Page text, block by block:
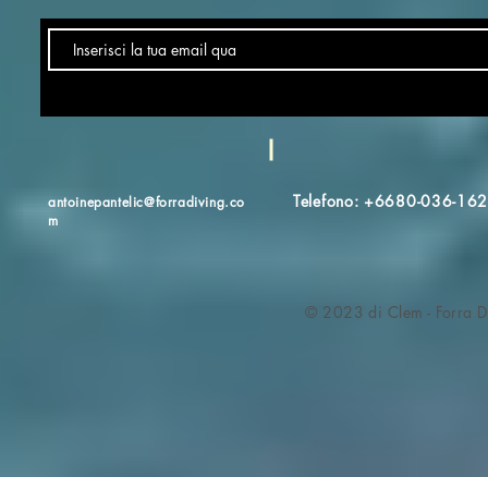
antoinepantelic@forradiving.co
m
Telefono: +6680-036-
© 2023 di Clem - Forra